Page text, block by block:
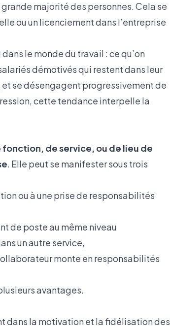
majorité des personnes. Cela se
ou un licenciement dans l’entreprise
le monde du travail : ce qu’on
démotivés qui restent dans leur
se désengagent progressivement de
cette tendance interpelle la
de service, ou de lieu de
. Elle peut se manifester sous trois
ou à une prise de responsabilités
de poste au même niveau
un autre service,
monte en responsabilités
avantages.
dans la motivation et la fidélisation des